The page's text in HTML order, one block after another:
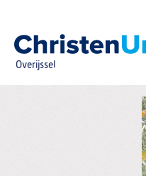
Spring
naar
inhoud
Overijssel